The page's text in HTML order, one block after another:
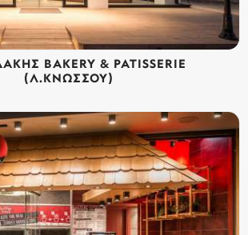
BAKERY & PATISSERIE
(Λ.ΚΝΩΣΣΟΥ)